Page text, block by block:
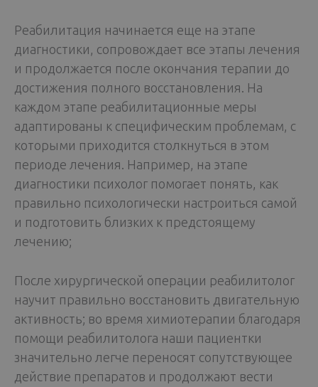
Реабилитация начинается еще на этапе
диагностики, сопровождает все этапы лечения
и продолжается после окончания терапии до
достижения полного восстановления. На
каждом этапе реабилитационные меры
адаптированы к специфическим проблемам, с
которыми приходится столкнуться в этом
периоде лечения. Например, на этапе
диагностики психолог помогает понять, как
правильно психологически настроиться самой
и подготовить близких к предстоящему
лечению;
После хирургической операции реабилитолог
научит правильно восстановить двигательную
активность; во время химиотерапии благодаря
помощи реабилитолога наши пациентки
значительно легче переносят сопутствующее
действие препаратов и продолжают вести